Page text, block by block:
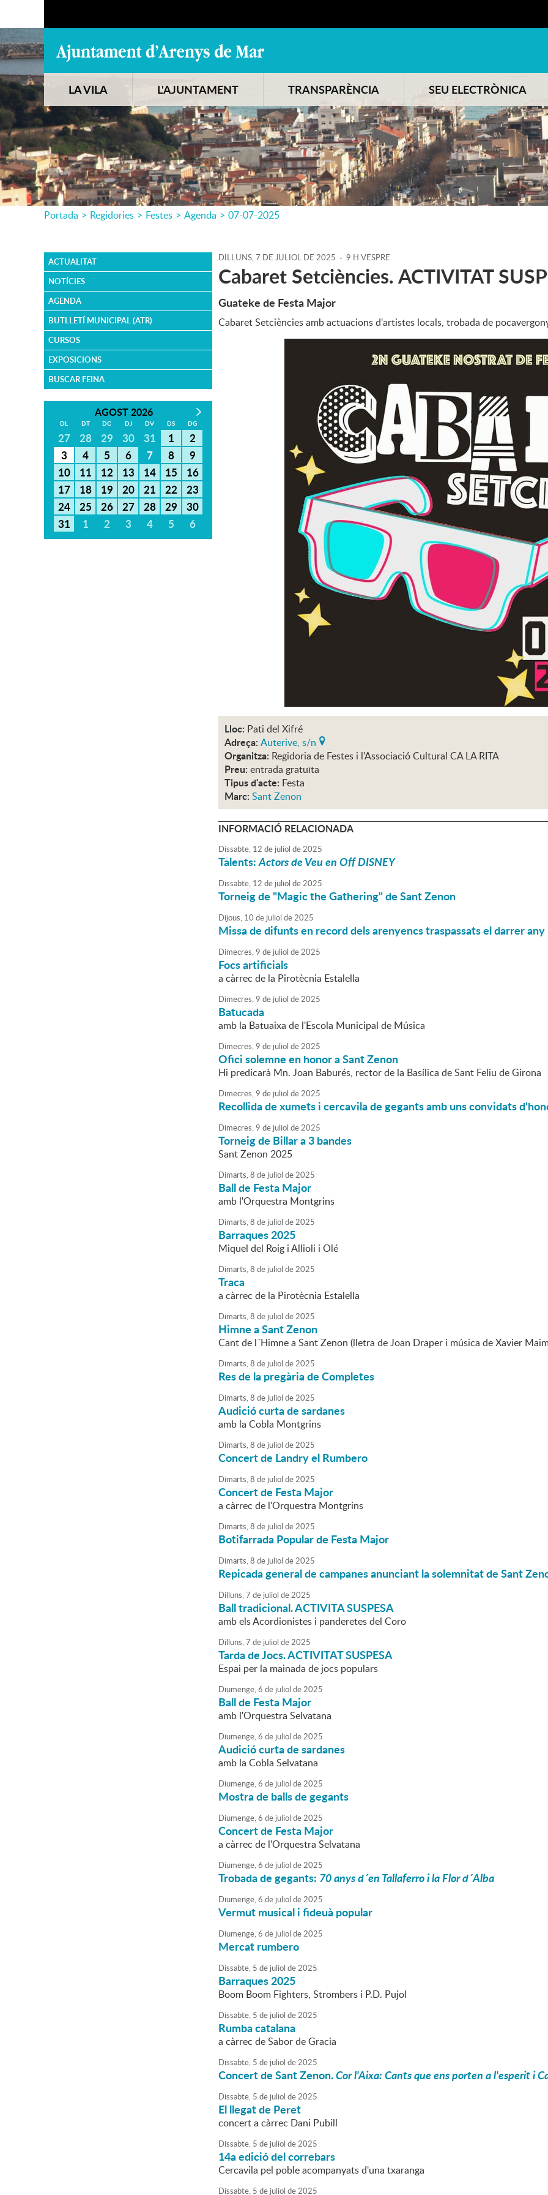
LA VILA L'AJUNTAMENT TRANSPARÈNCIA SEU ELECTRÒNICA
Portada > Regidories > Festes > Agenda > 07-07-2025
ACTUALITAT
NOTÍCIES
AGENDA
BUTLLETÍ MUNICIPAL (ATR)
CURSOS
EXPOSICIONS
BUSCAR FEINA
AGOST 2026
DL DT DC DJ DV DS DG
27 28 29 30 31 1
2
3
4 5 6 7 8
9
10
11 12 13 14 15
16
17
18 19 20 21 22
23
24
25 26 27 28 29
30
31
1 2 3 4 5 6
DILLUNS,7 DE JULIOL DE 2025 - 9 H VESPRE
Cabaret Setciències. ACTIVITAT
Guateke de Festa Major
Cabaret Setciències amb actuacions d'artistes locals, trobada de
Lloc: Pati del Xifré
Adreça: Auterive, s/n
Organitza: Regidoria de Festes i l'Associació Cultural CA LA RITA
Preu: entrada gratuïta
Tipus d'acte: Festa
Marc: Sant Zenon
INFORMACIÓ RELACIONADA
Dissabte, 12 de juliol de2025
Talents:Actors de Veu en Off DISNEY
Dissabte, 12 de juliol de2025
Torneig de "Magic the Gathering" de Sant Zenon
Dijous, 10 de juliol de2025
Missa de difunts en record dels arenyencs traspassats el darrer any
Dimecres,9 de juliol de2025
Focs artificials
a càrrec de la Pirotècnia Estalella
Dimecres,9 de juliol de2025
Batucada
amb la Batuaixa de l'Escola Municipal de Música
Dimecres,9 de juliol de2025
Ofici solemne en honor a Sant Zenon
Hi predicarà Mn. Joan Baburés, rector de la Basílica de Sant Feliu de Girona
Dimecres,9 de juliol de2025
Recollida de xumets i cercavila de gegants amb uns convidats
Dimecres,9 de juliol de2025
Torneig de Billar a 3 bandes
Sant Zenon 2025
Dimarts,8 de juliol de2025
Ball de Festa Major
amb l'Orquestra Montgrins
Dimarts,8 de juliol de2025
Barraques 2025
Miquel del Roig i Allioli i Olé
Dimarts,8 de juliol de2025
Traca
a càrrec de la Pirotècnia Estalella
Dimarts,8 de juliol de2025
Himne a Sant Zenon
Cant de l´Himne a Sant Zenon (lletra de Joan Draper i música de Xavier
Dimarts,8 de juliol de2025
Res de la pregària de Completes
Dimarts,8 de juliol de2025
Audició curta de sardanes
amb la Cobla Montgrins
Dimarts,8 de juliol de2025
Concert de Landry el Rumbero
Dimarts,8 de juliol de2025
Concert de Festa Major
a càrrec de l'Orquestra Montgrins
Dimarts,8 de juliol de2025
Botifarrada Popular de Festa Major
Dimarts,8 de juliol de2025
Repicada general de campanes anunciant la solemnitat de Sant
Dilluns,7 de juliol de2025
Ball tradicional. ACTIVITA SUSPESA
amb els Acordionistes i panderetes del Coro
Dilluns,7 de juliol de2025
Tarda de Jocs. ACTIVITAT SUSPESA
Espai per la mainada de jocs populars
Diumenge,6 de juliol de2025
Ball de Festa Major
amb l'Orquestra Selvatana
Diumenge,6 de juliol de2025
Audició curta de sardanes
amb la Cobla Selvatana
Diumenge,6 de juliol de2025
Mostra de balls de gegants
Diumenge,6 de juliol de2025
Concert de Festa Major
a càrrec de l'Orquestra Selvatana
Diumenge,6 de juliol de2025
Trobada de gegants: 70 anys d´en Tallaferro i la Flor d´Alba
Diumenge,6 de juliol de2025
Vermut musical i fideuà popular
Diumenge,6 de juliol de2025
Mercat rumbero
Dissabte, 5 de juliol de2025
Barraques 2025
Boom Boom Fighters, Strombers i P.D. Pujol
Dissabte, 5 de juliol de2025
Rumba catalana
a càrrec de Sabor de Gracia
Dissabte, 5 de juliol de2025
Concert de Sant Zenon.Cor l'Aixa: Cants que ens porten a l'esperit i
Dissabte, 5 de juliol de2025
El llegat de Peret
concert a càrrec Dani Pubill
Dissabte, 5 de juliol de2025
14a edició del correbars
Cercavila pel poble acompanyats d'una txaranga
Dissabte, 5 de juliol de2025